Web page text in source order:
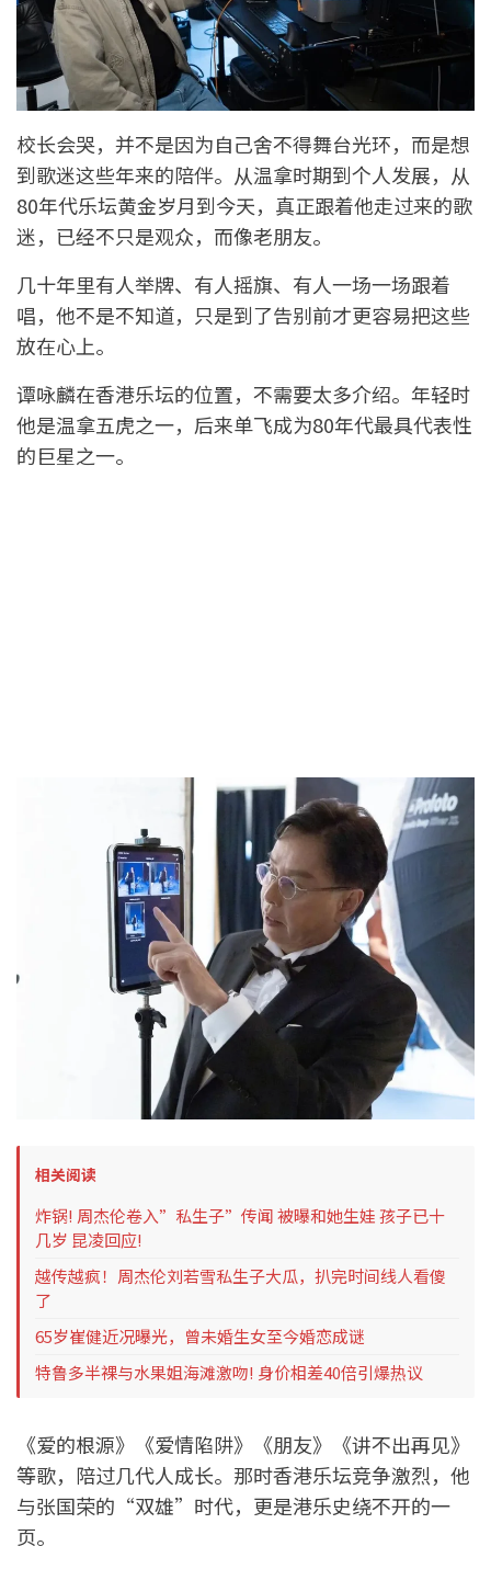
校长会哭，并不是因为自己舍不得舞台光环，而是想
到歌迷这些年来的陪伴。从温拿时期到个人发展，从
80年代乐坛黄金岁月到今天，真正跟着他走过来的歌
迷，已经不只是观众，而像老朋友。
几十年里有人举牌、有人摇旗、有人一场一场跟着
唱，他不是不知道，只是到了告别前才更容易把这些
放在心上。
谭咏麟在香港乐坛的位置，不需要太多介绍。年轻时
他是温拿五虎之一，后来单飞成为80年代最具代表性
的巨星之一。
相关阅读
炸锅! 周杰伦卷入”私生子”传闻 被曝和她生娃 孩子已十
几岁 昆凌回应!
越传越疯！周杰伦刘若雪私生子大瓜，扒完时间线人看傻
了
65岁崔健近况曝光，曾未婚生女至今婚恋成谜
特鲁多半裸与水果姐海滩激吻! 身价相差40倍引爆热议
《爱的根源》《爱情陷阱》《朋友》《讲不出再见》
等歌，陪过几代人成长。那时香港乐坛竞争激烈，他
与张国荣的“双雄”时代，更是港乐史绕不开的一
页。